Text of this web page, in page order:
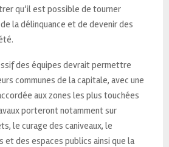
qu’il est possible de tourner
la délinquance et de devenir des
des équipes devrait permettre
communes de la capitale, avec une
aux zones les plus touchées
porteront notamment sur
le curage des caniveaux, le
et des espaces publics ainsi que la